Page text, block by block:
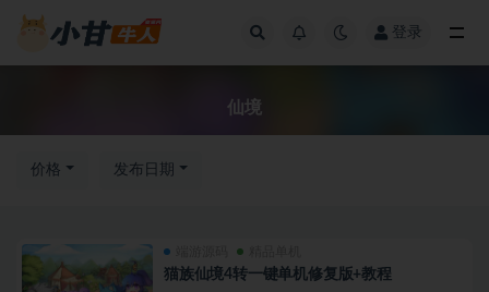
登录
仙境
价格 发布日期
猫族仙境4转一键单机修复版+教程